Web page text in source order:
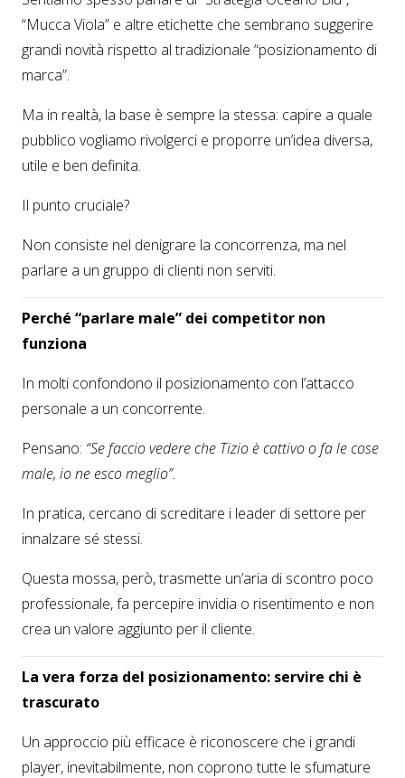
“Mucca Viola” e altre etichette che sembrano suggerire
grandi novità rispetto al tradizionale “posizionamento di
marca”.
Ma in realtà, la base è sempre la stessa: capire a quale
pubblico vogliamo rivolgerci e proporre un’idea diversa,
utile e ben definita.
Il punto cruciale?
Non consiste nel denigrare la concorrenza, ma nel
parlare a un gruppo di clienti non serviti.
Perché “parlare male” dei competitor non
funziona
In molti confondono il posizionamento con l’attacco
personale a un concorrente.
Pensano: “Se faccio vedere che Tizio è cattivo o fa le cose
male, io ne esco meglio”.
In pratica, cercano di screditare i leader di settore per
innalzare sé stessi.
Questa mossa, però, trasmette un’aria di scontro poco
professionale, fa percepire invidia o risentimento e non
crea un valore aggiunto per il cliente.
La vera forza del posizionamento: servire chi è
trascurato
Un approccio più efficace è riconoscere che i grandi
player, inevitabilmente, non coprono tutte le sfumature